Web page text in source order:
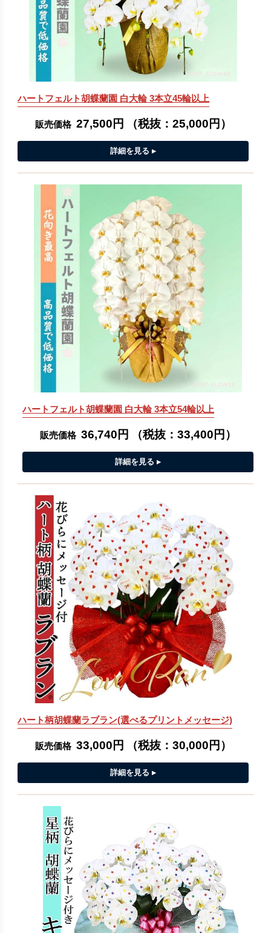
ハートフェルト胡蝶蘭園 白大輪 3本立45輪以上
販売価格 27,500円 （税抜： 25,000円 ）
ハートフェルト胡蝶蘭園 白大輪 3本立54輪以上
販売価格 36,740円 （税抜： 33,400円 ）
ハート柄胡蝶蘭ラブラン(選べるプリントメッセージ)
販売価格 33,000円 （税抜： 30,000円 ）